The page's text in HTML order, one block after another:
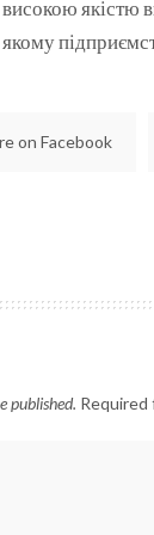
високою якістю
якому
on Facebook
published. Required